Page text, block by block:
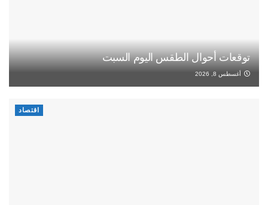
توقعات أحوال الطقس اليوم السبت
أغسطس 8, 2026
اقتصاد